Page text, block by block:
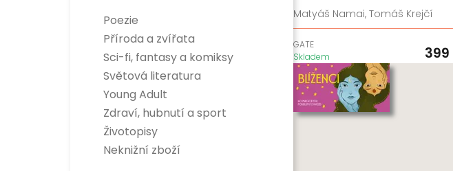
Poezie
Příroda a zvířata
Sci-fi, fantasy a komiksy
Sci-fi
Fantasy
Komiksy
Verneovky
Gamebooky
Manga
Světová literatura
Divadelní hry
Světová beletrie
Young Adult
Zdraví, hubnutí a sport
Sport
Zdraví a hubnutí
Životopisy
Neknižní zboží
Matyáš Namai, Tomáš Krejčí
GATE
Skladem
399